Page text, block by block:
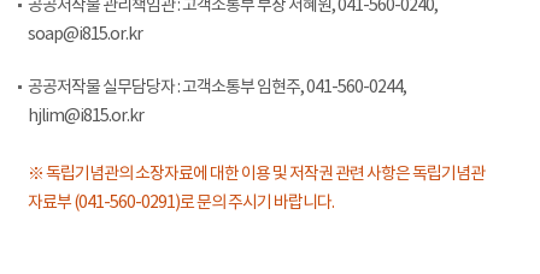
공공저작물 관리책임관 : 고객소통부 부장 서혜원, 041-560-0240,
soap@i815.or.kr
공공저작물 실무담당자 : 고객소통부 임현주, 041-560-0244,
hjlim@i815.or.kr
※ 독립기념관의 소장자료에 대한 이용 및 저작권 관련 사항은 독립기념관
자료부 (041-560-0291)로 문의 주시기 바랍니다.